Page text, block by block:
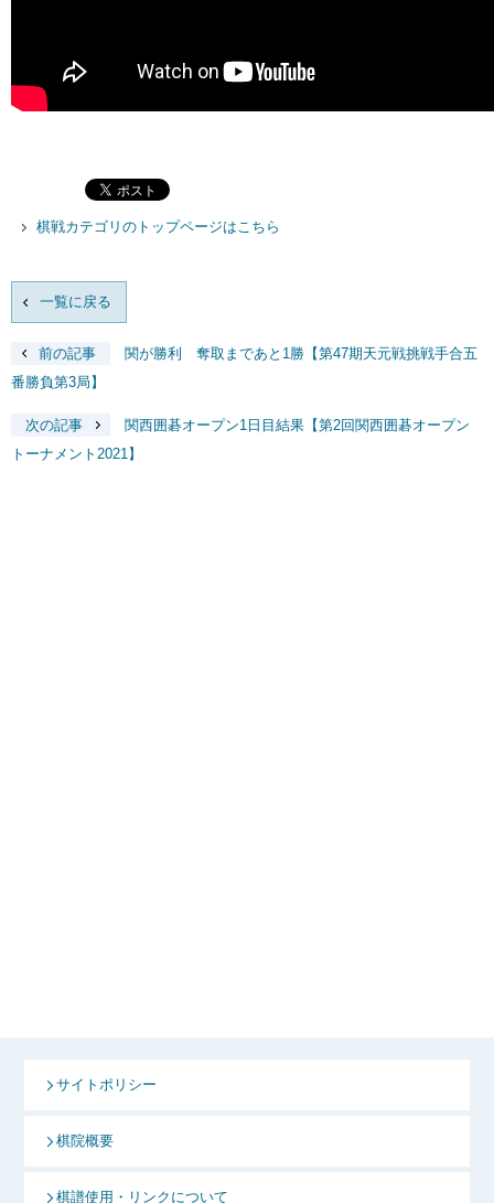
棋戦カテゴリのトップページはこちら
一覧に戻る
前の記事
関が勝利 奪取まであと1勝【第47期天元戦挑戦手合五
番勝負第3局】
次の記事
関西囲碁オープン1日目結果【第2回関西囲碁オープン
トーナメント2021】
サイトポリシー
棋院概要
棋譜使用・リンクについて